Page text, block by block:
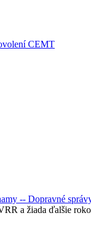
CEMT
-- Dopravné